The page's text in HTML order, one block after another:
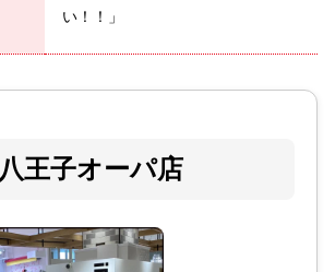
い！！」
八王子オーパ店